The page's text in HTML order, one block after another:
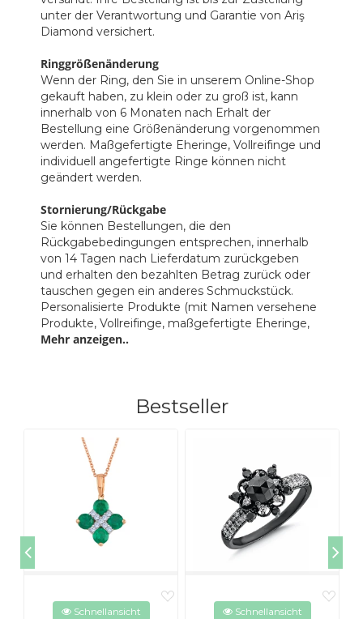
unter der Verantwortung und Garantie von Ariş
Diamond versichert.
Ringgrößenänderung
Wenn der Ring, den Sie in unserem Online-Shop
gekauft haben, zu klein oder zu groß ist, kann
innerhalb von 6 Monaten nach Erhalt der
Bestellung eine Größenänderung vorgenommen
werden. Maßgefertigte Eheringe, Vollreifinge und
individuell angefertigte Ringe können nicht
geändert werden.
Stornierung/Rückgabe
Sie können Bestellungen, die den
Rückgabebedingungen entsprechen, innerhalb
von 14 Tagen nach Lieferdatum zurückgeben
und erhalten den bezahlten Betrag zurück oder
tauschen gegen ein anderes Schmuckstück.
Personalisierte Produkte (mit Namen versehene
Produkte, Vollreifinge, maßgefertigte Eheringe,
Mehr anzeigen..
Bestseller
Schnellansicht Schnellansicht